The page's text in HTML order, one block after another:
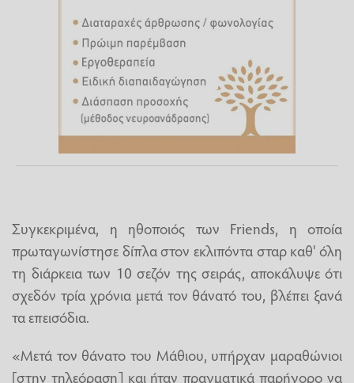
Συγκεκριμένα, η ηθοποιός των Friends, η οποία
πρωταγωνίστησε δίπλα στον εκλιπόντα σταρ καθ' όλη
τη διάρκεια των 10 σεζόν της σειράς, αποκάλυψε ότι
σχεδόν τρία χρόνια μετά τον θάνατό του, βλέπει ξανά
τα επεισόδια.
«Μετά τον θάνατο του Μάθιου, υπήρχαν μαραθώνιοι
[στην τηλεόραση] και ήταν πραγματικά παρήγορο να